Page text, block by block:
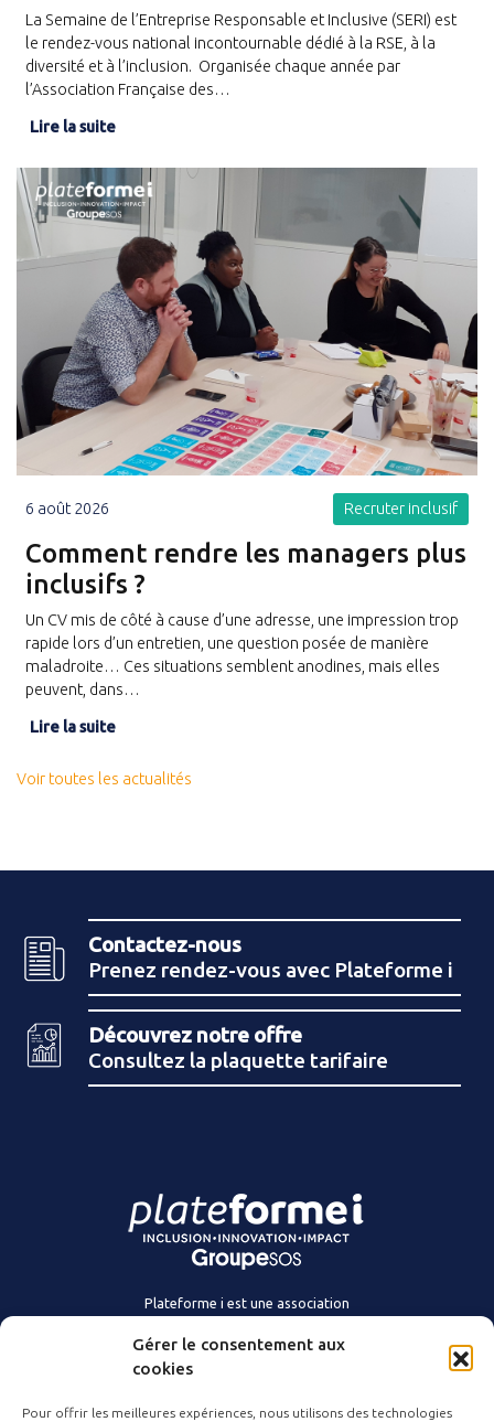
Gérer le consentement aux
cookies
Pour offrir les meilleures expériences, nous utilisons des technologies
La Semaine de l’Entreprise Responsable et Inclusive (SERI) est
le rendez-vous national incontournable dédié à la RSE, à la
diversité et à l’inclusion. Organisée chaque année par
l’Association Française des…
Lire la suite
6 août 2026 Recruter inclusif
Comment rendre les managers plus
inclusifs ?
Un CV mis de côté à cause d’une adresse, une impression trop
rapide lors d’un entretien, une question posée de manière
maladroite… Ces situations semblent anodines, mais elles
peuvent, dans…
Lire la suite
Voir toutes les actualités
Contactez-nous
Prenez rendez-vous avec Plateforme i
Découvrez notre offre
Consultez la plaquette tarifaire
Plateforme i est une association